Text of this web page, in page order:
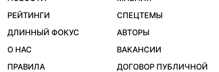
РЕЙТИНГИ
СПЕЦТЕМЫ
ДЛИННЫЙ ФОКУС
АВТОРЫ
О НАС
ВАКАНСИИ
ПРАВИЛА
ДОГОВОР ПУБЛИЧНОЙ